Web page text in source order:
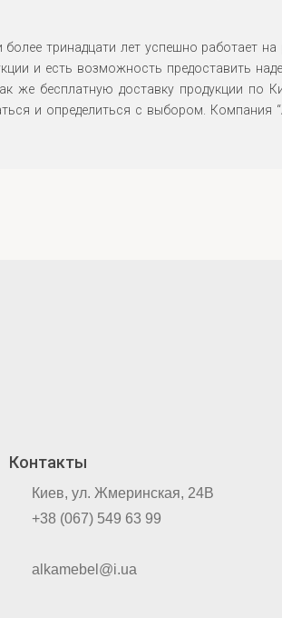
тринадцати лет успешно работает на
и есть возможность предоставить
же бесплатную доставку продукции по
и определиться с выбором. Компания
Контакты
Киев, ул. Жмеринская, 24В
+38 (067) 549 63 99
alkamebel@i.ua